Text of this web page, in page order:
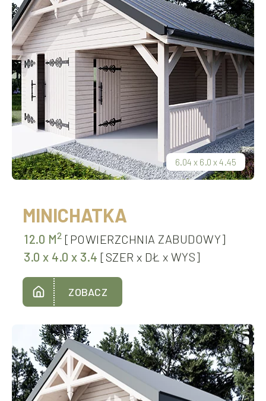
6.04 x 6.0 x4.45
MINICHATKA
12.0 M2 [POWIERZCHNIA ZABUDOWY]
3.0 x 4.0 x 3.4 [SZER x DŁ x WYS]
ZOBACZ